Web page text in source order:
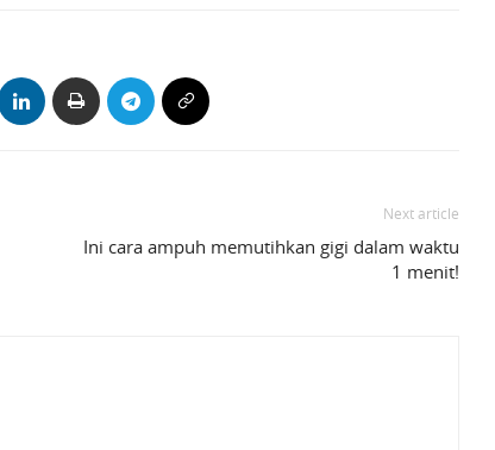
Next article
Ini cara ampuh memutihkan gigi dalam waktu
1 menit!